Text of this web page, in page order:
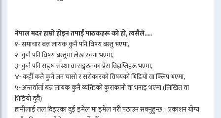
नेपाल मदर हाम्रो होइन तपाईँ पाठकहरू को हो, त्यसैले.....
१- समाचार बन्न लायक कुनै पनि विषय बस्तु भएमा,
२- कुनै पनि विषय बस्तुमा लेख रचना भएमा,
३- कुनै पनि सङ्घ संस्था वा सङ्गठनका प्रेस विज्ञप्तिहरू भएमा,
४- कहीँ कतै कुनै जन चासो र सरोकारको विषयको भिडियो वा क्लिप भएमा,
५- अन्तर्वार्ता बन्न लायक कुनै व्यक्तिको कुराकानी वा भनाइ भएमा (लिखित वा
भिडियो दुवै)
हामीलाई तल दिइएका दुई इमेल मा इमेल गरी पठाउन सक्नुहुन्छ । प्रकाशन योग्य